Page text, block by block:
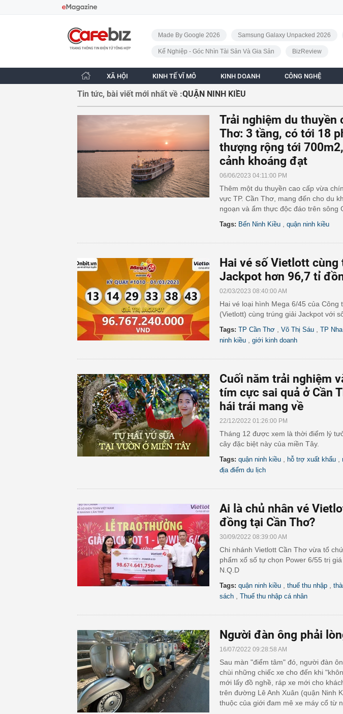
CafeBiz - Trang chủ
Made By Google 2026
Samsung Galaxy Unpacked 2026
Kế Nghiệp - Góc Nhìn Tài Sản Và Gia Sản BizReview
XÃ HỘI KINH TẾ VĨ MÔ KINH DOANH CÔNG NGHỆ
Tin tức, bài viết mới nhất về :QUẬN NINH KIỀU
Trải nghiệm du thuyền
Thơ: 3 tầng, có tới 18
thượng rộng tới
cảnh khoáng đạt
06/06/2023 04:11:00 PM
Thêm một du thuyền cao cấp vừa
vực TP. Cần Thơ, mang đến cho du
ngoạn và ẩm thực độc đáo trên sông
Tags: Bến Ninh Kiều quận ninh kiều
Hai vé số Vietlott cùng
Jackpot hơn 96,7 tỉ
02/03/2023 08:40:00 AM
Hai vé loại hình Mega 6/45 của Công
(Vietlott) cùng trúng giải Jackpot với
Tags: TP Cần Thơ Võ Thị Sáu TP
ninh kiều
giới kinh doanh
Cuối năm trải nghiệm
tím cực sai quả ở Cần
hái trái mang về
22/12/2022 01:26:00 PM
Tháng 12 được xem là thời điểm lý
cây đặc biệt này của miền Tây.
Tags: quận ninh kiều hỗ trợ xuất khẩu
địa điểm du lịch
Ai là chủ nhân vé
đồng tại Cần Thơ?
30/09/2022 08:39:00 AM
Chi nhánh Vietlott Cần Thơ vừa tổ
phẩm xổ số tự chọn Power 6/55 trị
N.Q.D
Tags: quận ninh kiều thuế thu nhập
sách
Thuế thu nhập cá nhân
Người đàn ông phải
16/07/2022 09:28:58 AM
Sau màn "điểm tâm" đó, người đàn
chùi những chiếc xe cho đến khi
mới lấy đồ nghề, ráp xe mới cho
trên đường Lê Anh Xuân (quận Ninh
thuộc của giới đam mê xe máy cổ từ